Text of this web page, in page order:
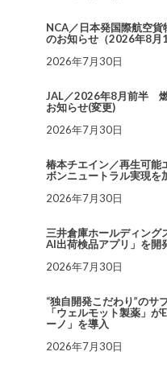
NCA／日本発国際航空
のお知らせ（2026年8月
2026年7月30日
JAL／2026年8月前半
お知らせ(変更)
2026年7月30日
椿本チエイン／再生可能
ボンニュートラル実現を
2026年7月30日
三井倉庫ホールディング
AI出荷検品アプリ」を開
2026年7月30日
“独自開発こだわり”のサ
「ウェルモット製薬」
ーノ」を導入
2026年7月30日